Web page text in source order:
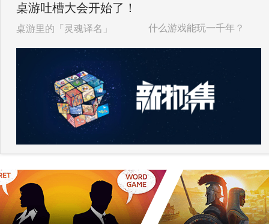
桌游吐槽大会开始了！
桌游里的「灵魂译名」 什么游戏能玩一千年？